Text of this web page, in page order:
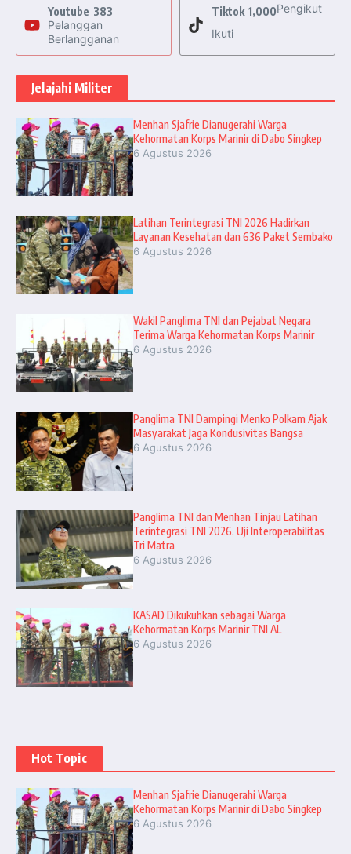
Youtube 383
Pelanggan
Berlangganan
Tiktok 1,000Pengikut
Ikuti
Jelajahi Militer
Menhan Sjafrie Dianugerahi Warga
Kehormatan Korps Marinir di Dabo Singkep
6 Agustus 2026
Latihan Terintegrasi TNI 2026 Hadirkan
Layanan Kesehatan dan 636 Paket Sembako
6 Agustus 2026
Wakil Panglima TNI dan Pejabat Negara
Terima Warga Kehormatan Korps Marinir
6 Agustus 2026
Panglima TNI Dampingi Menko Polkam Ajak
Masyarakat Jaga Kondusivitas Bangsa
6 Agustus 2026
Panglima TNI dan Menhan Tinjau Latihan
Terintegrasi TNI 2026, Uji Interoperabilitas
Tri Matra
6 Agustus 2026
KASAD Dikukuhkan sebagai Warga
Kehormatan Korps Marinir TNI AL
6 Agustus 2026
Hot Topic
Menhan Sjafrie Dianugerahi Warga
Kehormatan Korps Marinir di Dabo Singkep
6 Agustus 2026